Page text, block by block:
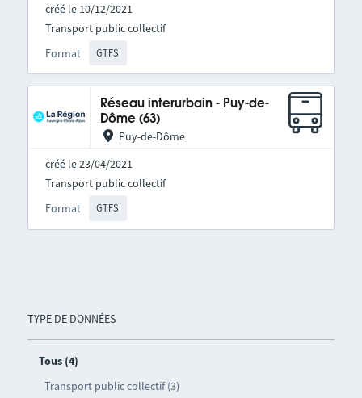
TYPE DE DONNÉES
Tous (4)
Transport public collectif (3)
créé le 10/12/2021
Format GTFS
Transport public collectif
Réseau interurbain - Puy-de-
Dôme (63)
Puy-de-Dôme
créé le 23/04/2021
Format GTFS
Transport public collectif